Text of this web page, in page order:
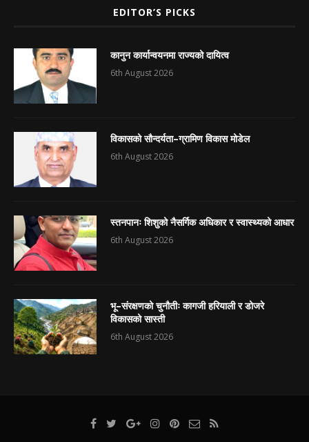
EDITOR’S PICKS
कानुन कार्यान्वयनमा राज्यको दायित्व
6th August 2026
विकासको सौन्दर्यता–ग्रामिण विकास मोडेल
6th August 2026
स्तनपानः शिशुको नैसर्गिक अधिकार र स्वास्थ्यको आधार
6th August 2026
भू–संरक्षणको चुनौतीः कागजी हरियाली र डोजरे
विकासको सास्ती
6th August 2026